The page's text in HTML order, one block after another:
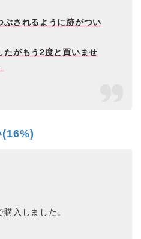
ぶされるように跡がつい
たがもう2度と買いませ
入しました。